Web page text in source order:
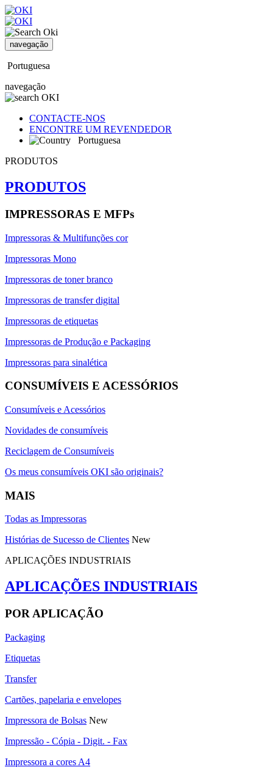
navegação
Portuguesa
navegação
CONTACTE-NOS
ENCONTRE UM REVENDEDOR
Portuguesa
PRODUTOS
PRODUTOS
IMPRESSORAS E MFPs
Impressoras & Multifunções cor
Impressoras Mono
Impressoras de toner branco
Impressoras de transfer digital
Impressoras de etiquetas
Impressoras de Produção e Packaging
Impressoras para sinalética
CONSUMÍVEIS E ACESSÓRIOS
Consumíveis e Acessórios
Novidades de consumíveis
Reciclagem de Consumíveis
Os meus consumíveis OKI são originais?
MAIS
Todas as Impressoras
Histórias de Sucesso de Clientes New
APLICAÇÕES INDUSTRIAIS
APLICAÇÕES INDUSTRIAIS
POR APLICAÇÃO
Packaging
Etiquetas
Transfer
Cartões, papelaria e envelopes
Impressora de Bolsas New
Impressão - Cópia - Digit. - Fax
Impressora a cores A4